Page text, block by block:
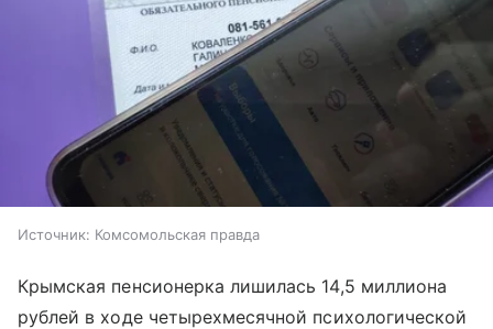
Источник: Комсомольская правда
Крымская пенсионерка лишилась 14,5 миллиона
рублей в ходе четырехмесячной психологической